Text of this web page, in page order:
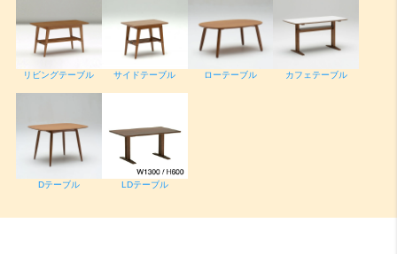
リビングテーブル サイドテーブル ローテーブル カフェテーブル
Dテーブル LDテーブル